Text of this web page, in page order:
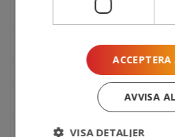
Digitalisering inom
Digitala tjänster
Ekonomiskt bistånd
Frukostseminarium
Funktionshinder
AVVISA
VISA DETALJER